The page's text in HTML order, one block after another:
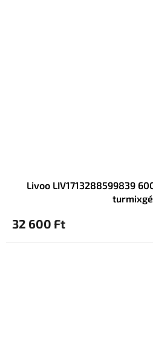
Livoo LIV1713288599839
32 600 Ft